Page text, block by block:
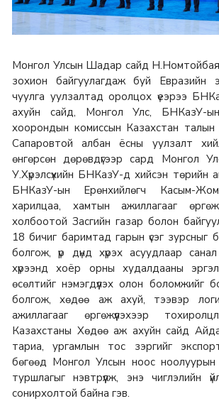
Монгол Улсын Шадар сайд
зохион байгуулагдаж буй Евразийн
чуулга уулзалтад оролцох үеэрээ
ахуйн сайд, Монгол Улс, БНКазУ-
хоорондын комиссын Казахстан
Сапаровтой албан ёсны уулзалт
өнгөрсөн дөрөвдүгээр сард Монгол
У.Хүрэлсүхийн БНКазУ-д хийсэн төрийн
БНКазУ-ын Ерөнхийлөгч Касым-
харилцаа, хамтын ажиллагааг
холбоотой Засгийн газар болон
18 бичиг баримтад гарын үсэг зурсныг
болгож, үр дүнд хүрэх асуудлаар
хүрээнд хоёр орны худалдааны
өсөлтийг нэмэгдүүлэх олон боломжийг
болгож, хөдөө аж ахуй, тээвэр
ажиллагааг өргөжүүлэхээр
Казахстаны Хөдөө аж ахуйн сайд
тариа, ургамлын тос зэргийг
бөгөөд Монгол Улсын ноос ноолуурын
туршлагыг нэвтрүүлж, энэ чиглэлийн
сонирхолтой байна гэв.